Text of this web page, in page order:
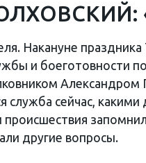
Накануне
и боеготовности
Александром
служба сейчас,
происшествия
другие вопросы.